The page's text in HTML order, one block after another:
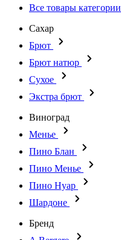
Все товары категории
Сахар
Брют
Брют натюр
Сухое
Экстра брют
Виноград
Менье
Пино Блан
Пино Менье
Пино Нуар
Шардоне
Бренд